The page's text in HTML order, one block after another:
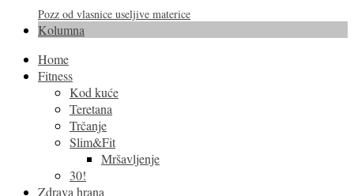
Pozz od vlasnice useljive materice
Kolumna
Home
Fitness
Kod kuće
Teretana
Trčanje
Slim&Fit
Mršavljenje
30!
Zdrava hrana